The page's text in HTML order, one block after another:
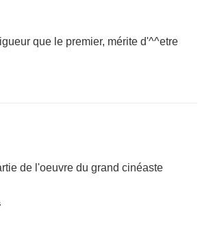
que le premier, mérite d'^^etre
de l'oeuvre du grand cinéaste